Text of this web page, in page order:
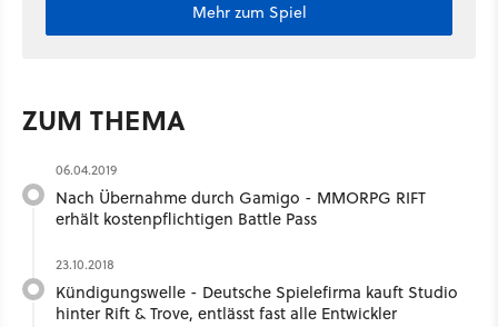
Mehr zum Spiel
ZUM THEMA
06.04.2019
Nach Übernahme durch Gamigo - MMORPG RIFT
erhält kostenpflichtigen Battle Pass
23.10.2018
Kündigungswelle - Deutsche Spielefirma kauft Studio
hinter Rift & Trove, entlässt fast alle Entwickler